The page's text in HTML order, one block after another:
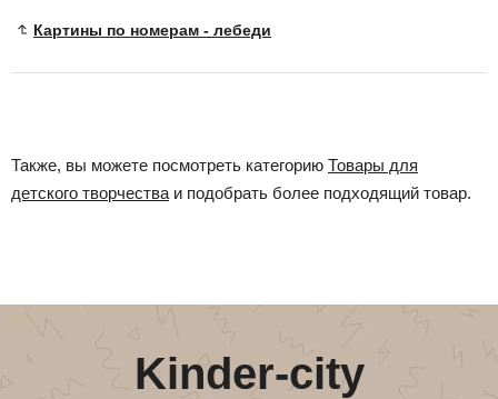
Картины по номерам - лебеди
Также, вы можете посмотреть категорию Товары для
детского творчества и подобрать более подходящий товар.
Kinder-city